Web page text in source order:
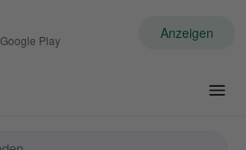
Play Anzeigen